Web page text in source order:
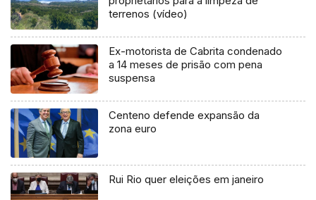
terrenos (vídeo)
Ex-motorista de Cabrita condenado
a 14 meses de prisão com pena
suspensa
Centeno defende expansão da
zona euro
Rui Rio quer eleições em janeiro